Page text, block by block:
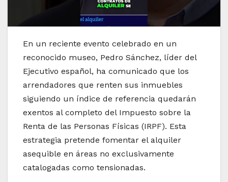
En un reciente evento celebrado en un
reconocido museo, Pedro Sánchez, líder del
Ejecutivo español, ha comunicado que los
arrendadores que renten sus inmuebles
siguiendo un índice de referencia quedarán
exentos al completo del Impuesto sobre la
Renta de las Personas Físicas (IRPF). Esta
estrategia pretende fomentar el alquiler
asequible en áreas no exclusivamente
catalogadas como tensionadas.